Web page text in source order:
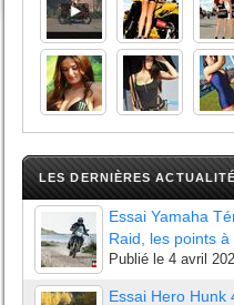
LES DERNIÈRES
Essai Yamaha
Raid, les points
Publié le 4 avril
Essai Hero Hunk